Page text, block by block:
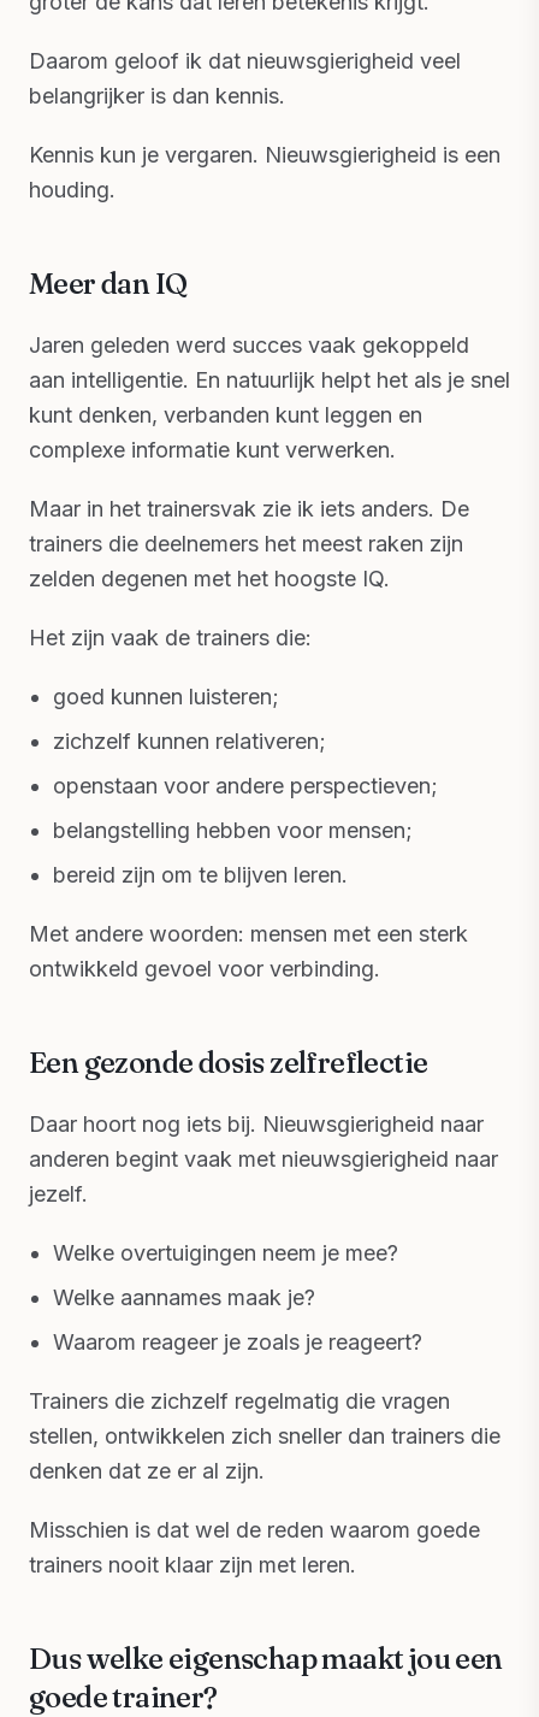
Daarom geloof ik dat nieuwsgierigheid veel
belangrijker is dan kennis.
Kennis kun je vergaren. Nieuwsgierigheid is een
houding.
Meer dan IQ
Jaren geleden werd succes vaak gekoppeld
aan intelligentie. En natuurlijk helpt het als je snel
kunt denken, verbanden kunt leggen en
complexe informatie kunt verwerken.
Maar in het trainersvak zie ik iets anders. De
trainers die deelnemers het meest raken zijn
zelden degenen met het hoogste IQ.
Het zijn vaak de trainers die:
goed kunnen luisteren;
zichzelf kunnen relativeren;
openstaan voor andere perspectieven;
belangstelling hebben voor mensen;
bereid zijn om te blijven leren.
Met andere woorden: mensen met een sterk
ontwikkeld gevoel voor verbinding.
Een gezonde dosis zelfreflectie
Daar hoort nog iets bij. Nieuwsgierigheid naar
anderen begint vaak met nieuwsgierigheid naar
jezelf.
Welke overtuigingen neem je mee?
Welke aannames maak je?
Waarom reageer je zoals je reageert?
Trainers die zichzelf regelmatig die vragen
stellen, ontwikkelen zich sneller dan trainers die
denken dat ze er al zijn.
Misschien is dat wel de reden waarom goede
trainers nooit klaar zijn met leren.
Dus welke eigenschap maakt jou een
goede trainer?